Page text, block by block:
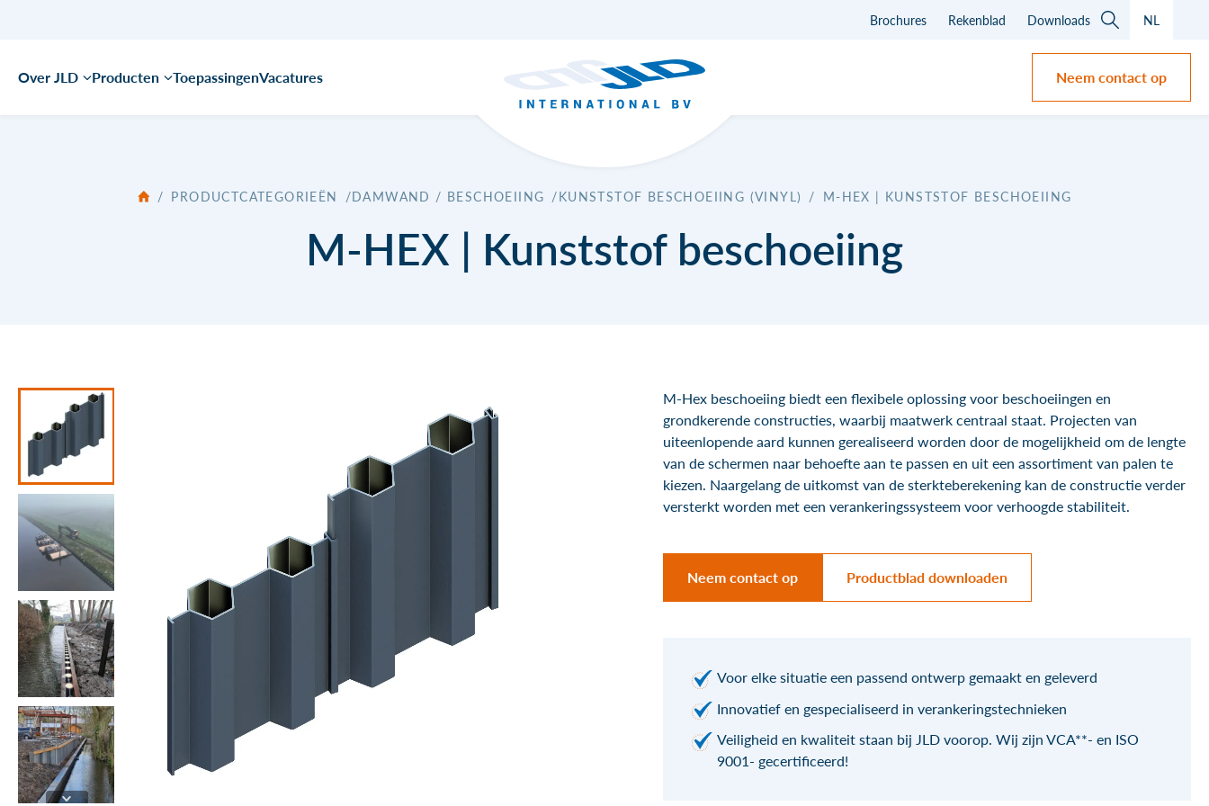
Brochures Rekenblad Downloads NL
Over JLD Producten ToepassingenVacatures Neem contact op
/ PRODUCTCATEGORIEËN /DAMWAND / BESCHOEIING /KUNSTSTOF BESCHOEIING (VINYL) / M-HEX | KUNSTSTOF BESCHOEIING
M-HEX | Kunststof beschoeiing
M-Hex beschoeiing biedt een flexibele oplossing voor beschoeiingen en
grondkerende constructies, waarbij maatwerk centraal staat. Projecten van
uiteenlopende aard kunnen gerealiseerd worden door de mogelijkheid om de lengte
van de schermen naar behoefte aan te passen en uit een assortiment van palen te
kiezen. Naargelang de uitkomst van de sterkteberekening kan de constructie verder
versterkt worden met een verankeringssysteem voor verhoogde stabiliteit.
Neem contact op Productblad downloaden
Voor elke situatie een passend ontwerp gemaakt en geleverd
Innovatief en gespecialiseerd in verankeringstechnieken
Veiligheid en kwaliteit staan bij JLD voorop. Wij zijn VCA**- en ISO
9001- gecertificeerd!